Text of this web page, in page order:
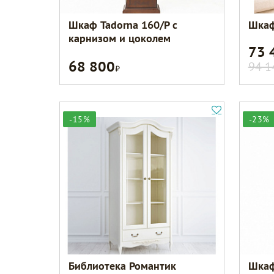
Шкаф Tadorna 160/Р с
карнизом и цоколем
68 800Р
73
94
-15%
Библиотека Романтик
-23%